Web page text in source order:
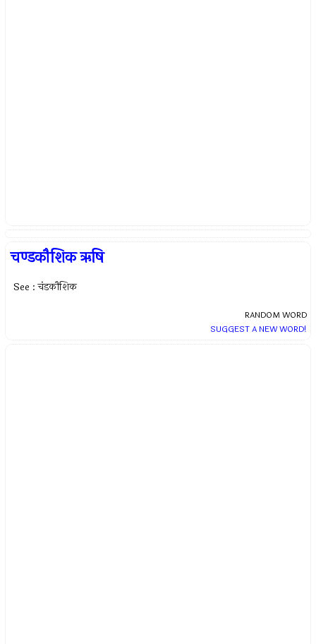
चण्डकौशिक ऋषि
See : चंडकौशिक
RANDOM WORD
SUGGEST A NEW WORD!